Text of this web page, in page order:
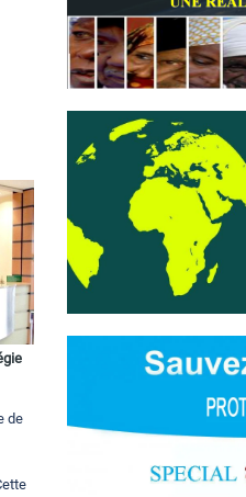
de